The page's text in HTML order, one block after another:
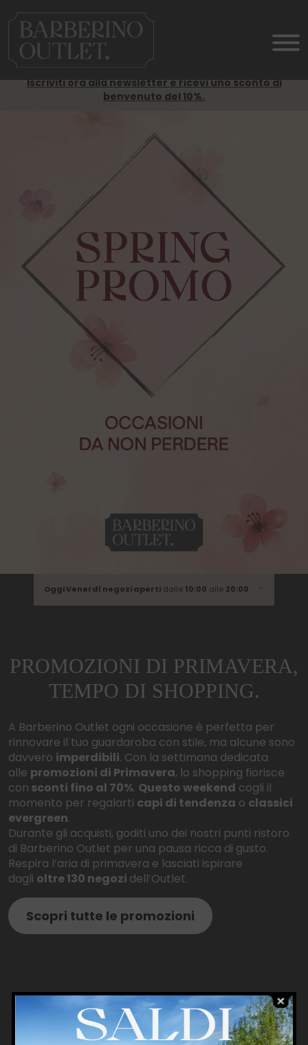
Iscriviti ora alla newsletter e ricevi uno sconto di
benvenuto del 10%.
Oggi Venerdì negozi aperti dalle 10:00 alle 20:00
Giovedì dalle 10:00alle
00:00
Venerdì dalle 10:00alle20:00
Domenicadalle10:00alle20:00
PROMOZIONI DI PRIMAVERA,
TEMPO DI SHOPPING.
A Barberino Outlet ogni occasione è perfetta per
rinnovare il tuo guardaroba con stile, ma alcune sono
davvero imperdibili. Con la settimana dedicata
alle promozioni di Primavera, lo shopping fiorisce
con sconti fino al 70%. Questo weekend cogli il
momento per regalarti capi di tendenza o classici
evergreen.
Durante gli acquisti, goditi uno dei nostri punti ristoro
di Barberino Outlet per una pausa ricca di gusto.
Respira l’aria di primavera e lasciati ispirare
dagli oltre 130 negozi dell’Outlet.
Scopri tutte le promozioni